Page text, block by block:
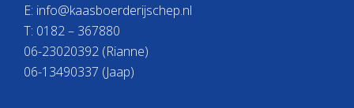
E: info@kaasboerderijschep.nl
T: 0182 – 367880
06-23020392 (Rianne)
06-13490337 (Jaap)